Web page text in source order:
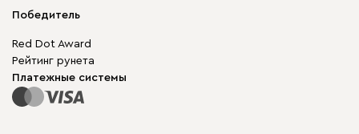
Гарантия
Для бизнеса
Карта сайта
Корпусная мебель
Модульная мебель
Столы и стулья
Победитель
Red Dot Award
Рейтинг рунета
Платежные системы